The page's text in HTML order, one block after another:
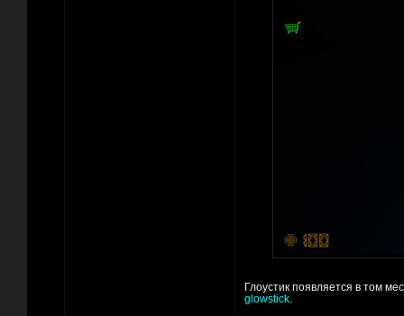
Глоустик появляется в том
glowstick.